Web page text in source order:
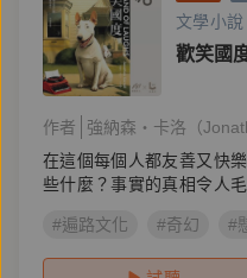
文學小說
歡笑國
作者
強納森・卡洛（
在這個每個人都友善又快
些什麼？事實的真相令人
#遍路文化 #奇幻 #